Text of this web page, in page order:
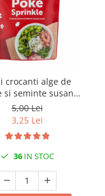
crocanti alge de
si seminte susan
10gr Saitaku
5,00 Lei
3,25 Lei
36IN STOC